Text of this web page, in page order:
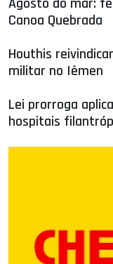
Canoa Quebrada
Houthis
militar no Iêmen
Lei prorroga
hospitais